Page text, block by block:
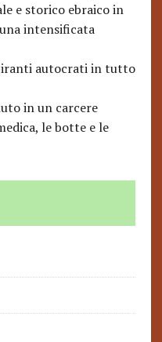
e storico ebraico in
intensificata
autocrati in tutto
in un carcere
le botte e le